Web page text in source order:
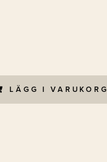
LÄGG I VARUKORG